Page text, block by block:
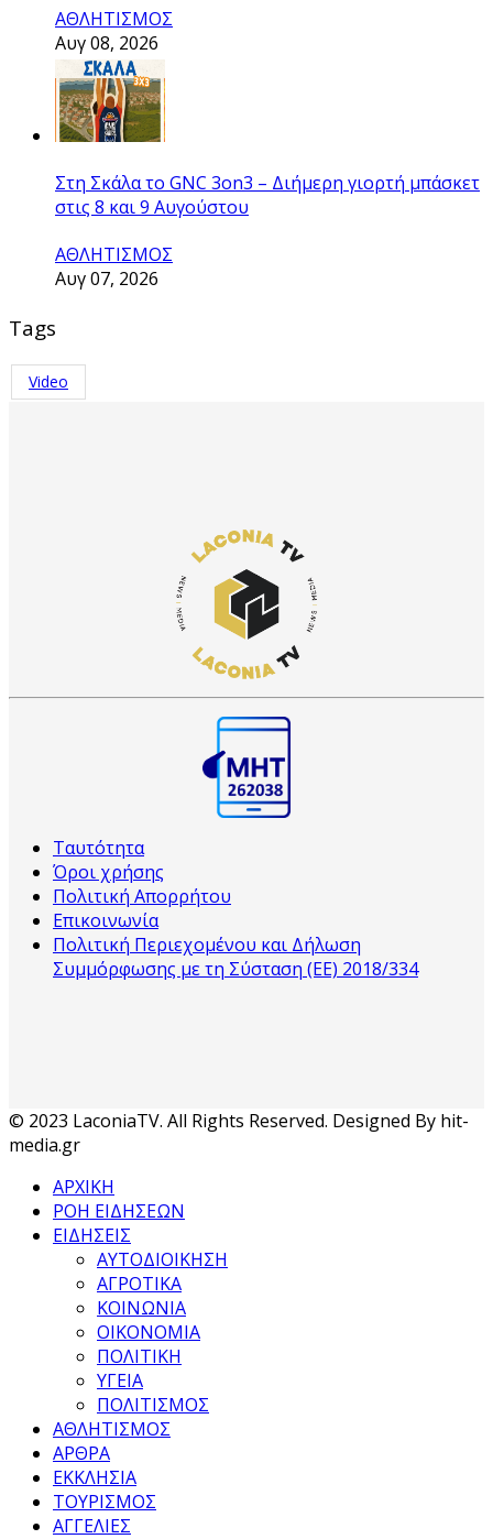
ΑΘΛΗΤΙΣΜΟΣ
Αυγ 08, 2026
Στη Σκάλα το GNC 3on3 – Διήμερη γιορτή μπάσκετ
στις 8 και 9 Αυγούστου
ΑΘΛΗΤΙΣΜΟΣ
Αυγ 07, 2026
Tags
Video
Ταυτότητα
Όροι χρήσης
Πολιτική Απορρήτου
Επικοινωνία
Πολιτική Περιεχομένου και Δήλωση
Συμμόρφωσης με τη Σύσταση (ΕΕ) 2018/334
© 2023 LaconiaTV. All Rights Reserved. Designed By hit-
media.gr
ΑΡΧΙΚΗ
ΡΟΗ ΕΙΔΗΣΕΩΝ
ΕΙΔΗΣΕΙΣ
ΑΥΤΟΔΙΟΙΚΗΣΗ
ΑΓΡΟΤΙΚΑ
ΚΟΙΝΩΝΙΑ
ΟΙΚΟΝΟΜΙΑ
ΠΟΛΙΤΙΚΗ
ΥΓΕΙΑ
ΠΟΛΙΤΙΣΜΟΣ
ΑΘΛΗΤΙΣΜΟΣ
ΑΡΘΡΑ
ΕΚΚΛΗΣΙΑ
ΤΟΥΡΙΣΜΟΣ
ΑΓΓΕΛΙΕΣ